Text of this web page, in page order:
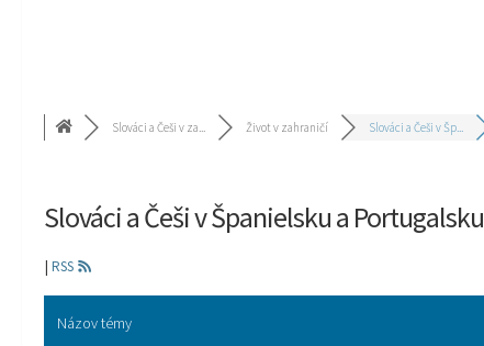
Slováci a Češi v za... Život v zahraničí Slováci a Češi v Šp...
Slováci a Češi v Španielsku a Portugalsku
| RSS
Názov témy